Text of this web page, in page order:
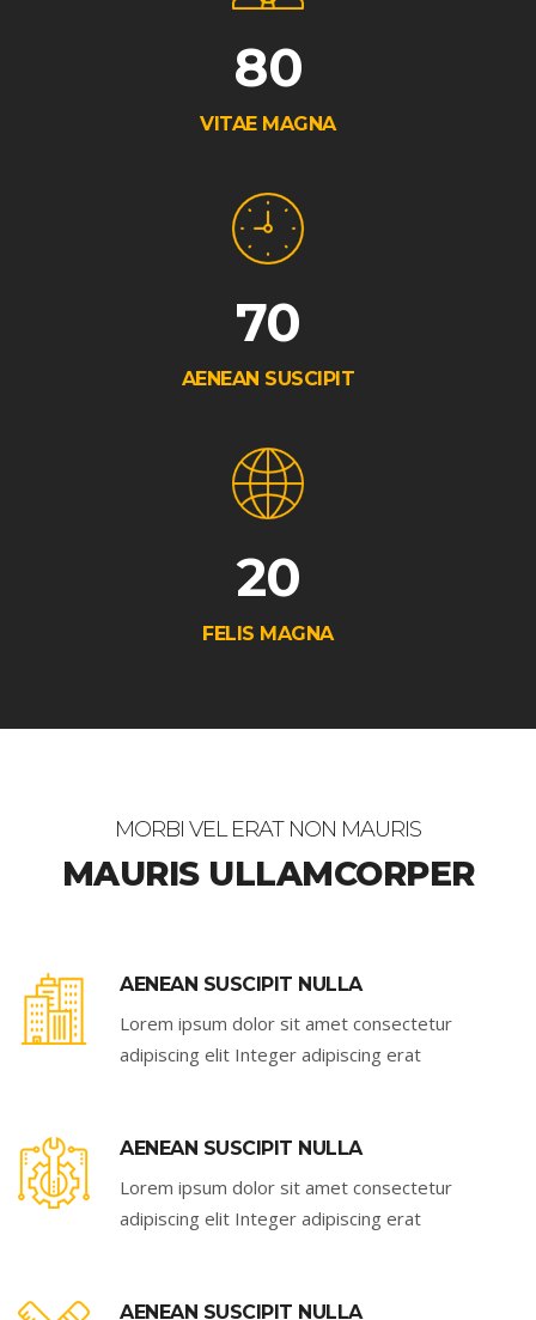
80
VITAE MAGNA
70
AENEAN SUSCIPIT
20
FELIS MAGNA
MORBI VEL ERAT NON MAURIS
MAURIS ULLAMCORPER
AENEAN SUSCIPIT NULLA
Lorem ipsum dolor sit amet consectetur
adipiscing elit Integer adipiscing erat
AENEAN SUSCIPIT NULLA
Lorem ipsum dolor sit amet consectetur
adipiscing elit Integer adipiscing erat
AENEAN SUSCIPIT NULLA